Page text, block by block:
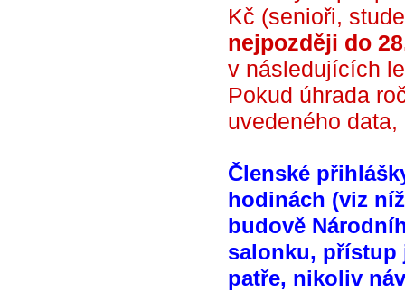
Kč (senioři,
nejpozději do
v následujících
Pokud úhrada
uvedeného
Členské
hodinách (viz
budově
salonku, přístup
patře, nikoliv